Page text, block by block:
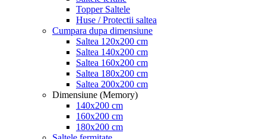
Topper Saltele
Huse / Protectii saltea
Cumpara dupa dimensiune
Saltea 120x200 cm
Saltea 140x200 cm
Saltea 160x200 cm
Saltea 180x200 cm
Saltea 200x200 cm
Dimensiune (Memory)
140x200 cm
160x200 cm
180x200 cm